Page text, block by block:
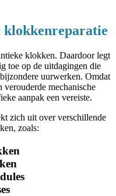
klokkenreparatie
klokken. Daardoor legt
toe op de uitdagingen die
uurwerken. Omdat
mechanische
aanpak een vereiste.
zich uit over verschillende
zoals: